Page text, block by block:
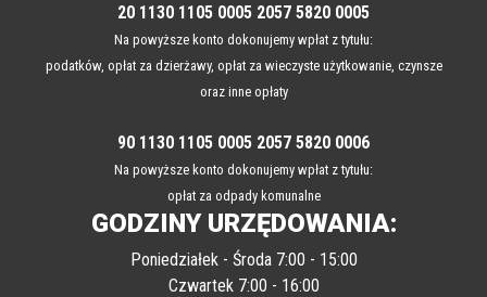
20 1130 1105 0005 2057 5820 0005
Na powyższe konto dokonujemy wpłat z tytułu:
podatków, opłat za dzierżawy, opłat za wieczyste użytkowanie, czynsze
oraz inne opłaty
90 1130 1105 0005 2057 5820 0006
Na powyższe konto dokonujemy wpłat z tytułu:
opłat za odpady komunalne
GODZINY URZĘDOWANIA:
Poniedziałek - Środa 7:00 - 15:00
Czwartek 7:00 - 16:00